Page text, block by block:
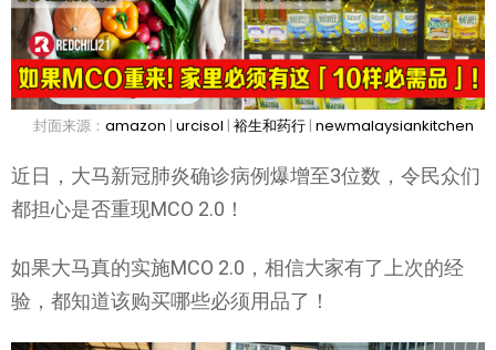
封面来源： amazon | urcisol | 裕生和药行 | newmalaysiankitchen
近日，大马新冠肺炎确诊病例爆增至3位数，令民众们
都担心是否重现MCO 2.0！
如果大马真的实施MCO 2.0，相信大家有了上次的经
验，都知道该购买哪些必须用品了！